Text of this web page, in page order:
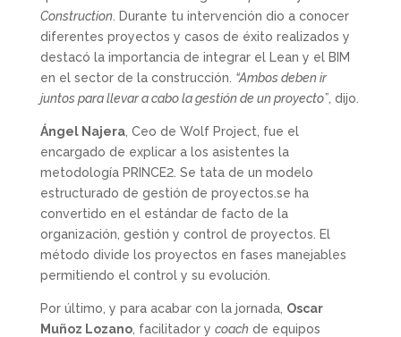
Construction. Durante tu intervención dio a conocer
diferentes proyectos y casos de éxito realizados y
destacó la importancia de integrar el Lean y el BIM
en el sector de la construcción. “Ambos deben ir
juntos para llevar a cabo la gestión de un proyecto”, dijo.
Ángel Najera, Ceo de Wolf Project, fue el
encargado de explicar a los asistentes la
metodología PRINCE2. Se tata de un modelo
estructurado de gestión de proyectos.se ha
convertido en el estándar de facto de la
organización, gestión y control de proyectos. El
método divide los proyectos en fases manejables
permitiendo el control y su evolución.
Por último, y para acabar con la jornada, Oscar
Muñoz Lozano, facilitador y coachde equipos